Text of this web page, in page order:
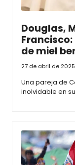
Douglas,
de miel
27 de abril de 2025
Una pareja de
inolvidable en